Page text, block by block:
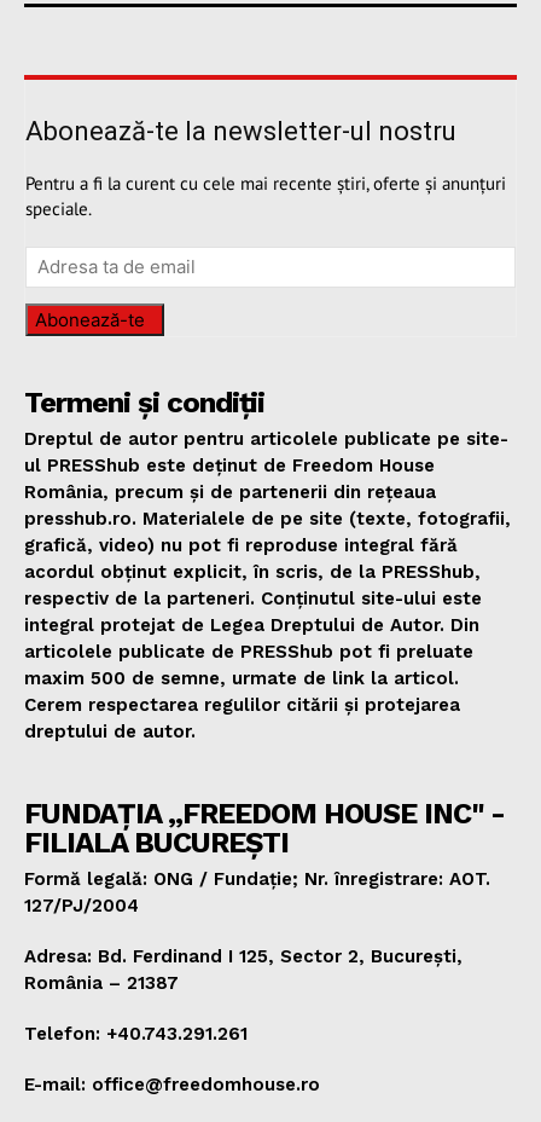
Abonează-te la newsletter-ul nostru
Pentru a fi la curent cu cele mai recente știri, oferte și anunțuri
speciale.
Abonează-te
Termeni și condiții
Dreptul de autor pentru articolele publicate pe site-
ul PRESShub este deținut de Freedom House
România, precum și de partenerii din rețeaua
presshub.ro. Materialele de pe site (texte, fotografii,
grafică, video) nu pot fi reproduse integral fără
acordul obținut explicit, în scris, de la PRESShub,
respectiv de la parteneri. Conținutul site-ului este
integral protejat de Legea Dreptului de Autor. Din
articolele publicate de PRESShub pot fi preluate
maxim 500 de semne, urmate de link la articol.
Cerem respectarea regulilor citării și protejarea
dreptului de autor.
FUNDAȚIA „FREEDOM HOUSE INC" -
FILIALA BUCUREȘTI
Formă legală: ONG / Fundație; Nr. înregistrare: AOT.
127/PJ/2004
Adresa: Bd. Ferdinand I 125, Sector 2, București,
România – 21387
Telefon: +40.743.291.261
E-mail: office@freedomhouse.ro